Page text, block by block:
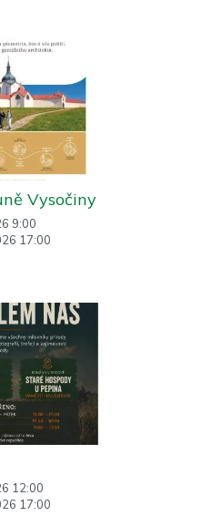
9:00
17:00
Vysočiny
12:00
17:00